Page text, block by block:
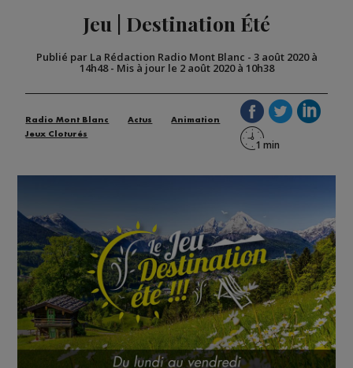
Jeu | Destination Été
Publié par La Rédaction Radio Mont Blanc - 3 août 2020 à
14h48- Mis à jour le 2 août 2020 à 10h38
Radio Mont Blanc Actus
Animation
Jeux Cloturés